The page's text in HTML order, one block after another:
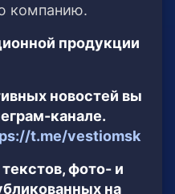
компанию.
продукции
новостей вы
канале.
t.me/vestiomsk
фото- и
на